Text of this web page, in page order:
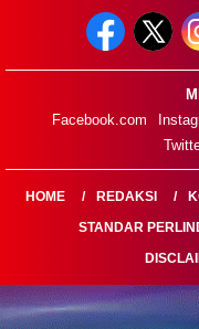
Facebook.com
HOME REDAKSI
STANDAR